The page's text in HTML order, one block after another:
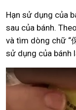
Hạn sử dụng của
sau của bánh.
và tìm dòng chữ “
sử dụng của bánh